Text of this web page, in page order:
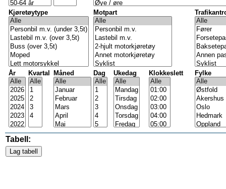
Kjøretøytype Motpart
År Kvartal Måned Dag Ukedag Klokkeslett Fylke
Tabell: